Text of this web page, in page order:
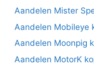
Aandelen Mister
Aandelen Mobileye
Aandelen Moonpig
Aandelen MotorK